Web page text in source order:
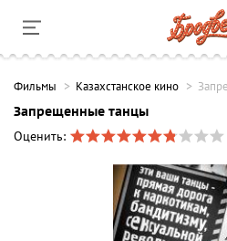
Фильмы Казахстанское кино
Запрещенные танцы
Оценить: